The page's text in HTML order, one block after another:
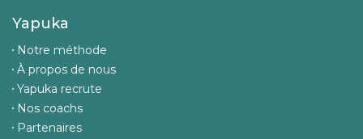
Yapuka
Notre méthode
À propos de nous
Yapuka recrute
Nos coachs
Partenaires